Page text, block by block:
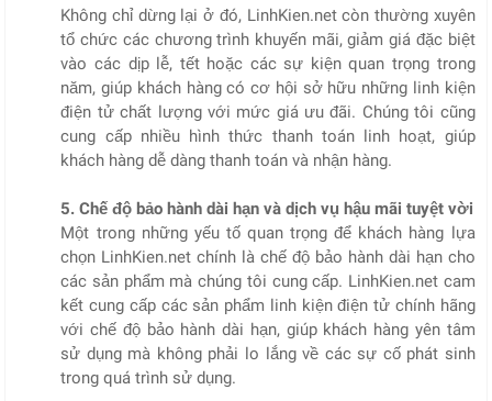
Không chỉ dừng lại ở đó, LinhKien.net còn thường xuyên
tổ chức các chương trình khuyến mãi, giảm giá đặc biệt
vào các dịp lễ, tết hoặc các sự kiện quan trọng trong
năm, giúp khách hàng có cơ hội sở hữu những linh kiện
điện tử chất lượng với mức giá ưu đãi. Chúng tôi cũng
cung cấp nhiều hình thức thanh toán linh hoạt, giúp
khách hàng dễ dàng thanh toán và nhận hàng.
5. Chế độ bảo hành dài hạn và dịch vụ hậu mãi tuyệt vời
Một trong những yếu tố quan trọng để khách hàng lựa
chọn LinhKien.net chính là chế độ bảo hành dài hạn cho
các sản phẩm mà chúng tôi cung cấp. LinhKien.net cam
kết cung cấp các sản phẩm linh kiện điện tử chính hãng
với chế độ bảo hành dài hạn, giúp khách hàng yên tâm
sử dụng mà không phải lo lắng về các sự cố phát sinh
trong quá trình sử dụng.